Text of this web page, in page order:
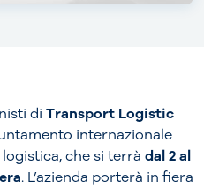
di Transport Logistic
internazionale
che si terrà dal 2 al
. L’azienda porterà in fiera